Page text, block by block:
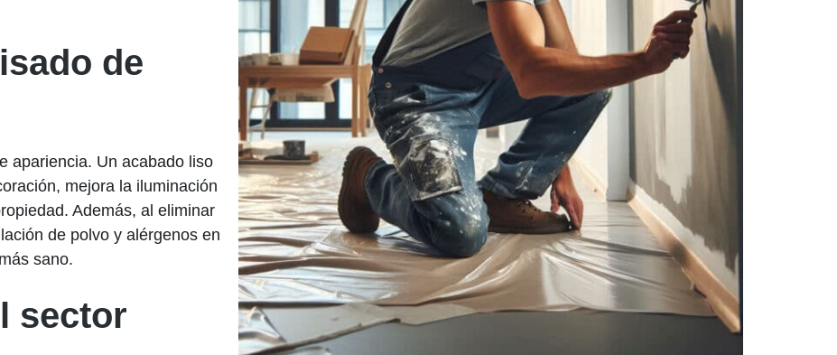
de
apariencia. Un acabado liso
mejora la iluminación
Además, al eliminar
de polvo y alérgenos en
sano.
sector